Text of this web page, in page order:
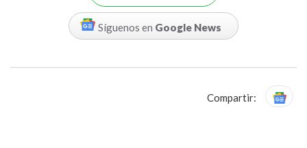
Síguenos en Google News
Compartir: